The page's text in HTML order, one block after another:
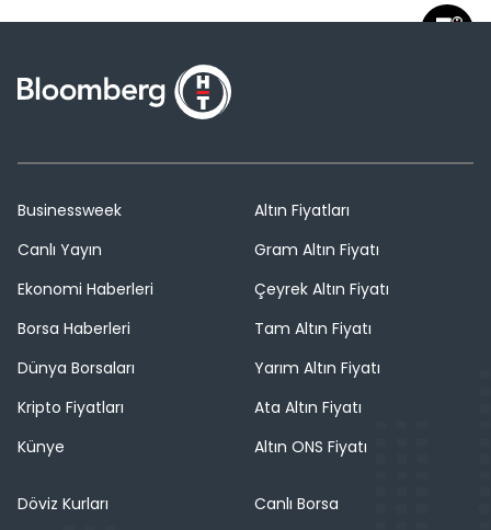
Businessweek
Canlı Yayın
Ekonomi Haberleri
Borsa Haberleri
Dünya Borsaları
Kripto Fiyatları
Künye
Altın Fiyatları
Gram Altın Fiyatı
Çeyrek Altın Fiyatı
Tam Altın Fiyatı
Yarım Altın Fiyatı
Ata Altın Fiyatı
Altın ONS Fiyatı
Döviz Kurları
Canlı Borsa